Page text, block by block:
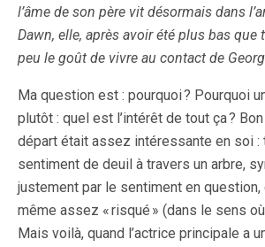
l’âme de son père vit désormais dans
Dawn, elle, après avoir été plus bas que
peu le goût de vivre au contact de
Ma question est : pourquoi ? Pourquoi
plutôt : quel est l’intérêt de tout ça ? Bon
départ était assez intéressante en soi :
sentiment de deuil à travers un arbre,
justement par le sentiment en question,
même assez « risqué » (dans le sens
Mais voilà, quand l’actrice principale a